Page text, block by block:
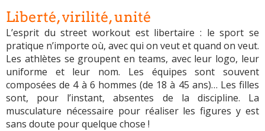
Liberté, virilité, unité
L’esprit du street workout est libertaire : le sport se
pratique n’importe où, avec qui on veut et quand on veut.
Les athlètes se groupent en teams, avec leur logo, leur
uniforme et leur nom. Les équipes sont souvent
composées de 4 à 6 hommes (de 18 à 45 ans)… Les filles
sont, pour l’instant, absentes de la discipline. La
musculature nécessaire pour réaliser les figures y est
sans doute pour quelque chose !